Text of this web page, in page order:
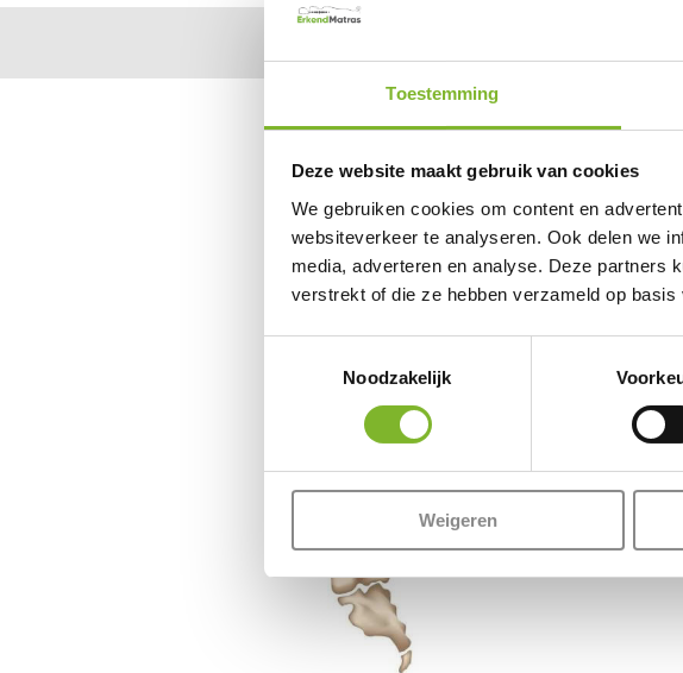
Toestemming
Deze website maakt gebruik van cookies
We gebruiken cookies om content en
websiteverkeer te analyseren. Ook delen we
media, adverteren en analyse. Deze partners
verstrekt of die ze hebben verzameld op
Noodzakelijk
Weigeren